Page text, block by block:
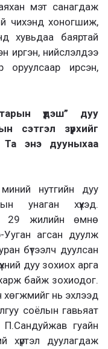
мэт санагдаж
чихэнд хоногшиж,
хувьдаа баяртай
иргэн, нийслэлдээ
ирсэн,
үдэш” дуу
сэтгэл зүрхийг
Та энэ дууныхаа
нутгийн дуу
хүүхэд.
29 жилийн өмнө
агсан дуулж
бүтээлч дуулсан
дуу зохиох арга
байж зохиодог.
хөгжмийг нь эхлээд
соёлын гавьяат
П.Сандуйжав гуайн
хүртэл дуулагдаж